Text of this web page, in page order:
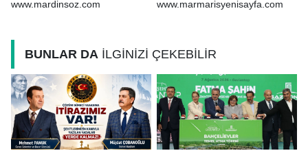
Daha Çok Üretim
www.mardinsoz.com www.marmarisyenisayfa.com
BUNLAR DA İLGİNİZİ ÇEKEBİLİR